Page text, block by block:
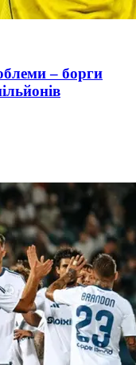
– борги